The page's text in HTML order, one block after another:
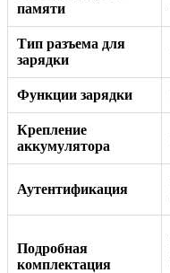
памяти
Тип разъема для
зарядки
Функции зарядки
Крепление
аккумулятора
Аутентификация
Подробная
комплектация